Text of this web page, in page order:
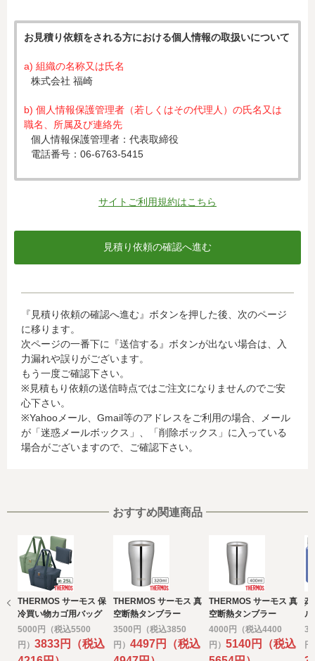
お見積り依頼をされる方における個人情報の取扱いについて
a) 組織の名称又は氏名
株式会社 福崎
b) 個人情報保護管理者（若しくはその代理人）の氏名又は
職名、所属及び連絡先
個人情報保護管理者：代表取締役
電話番号：06-6763-5415
c) 個人情報の利用目的
入力された個人情報は、お見積り依頼への対応のために利
d) 個人情報の第三者提供について
当社がお客様から収集した以下の個人情報等は、カード発
行会社が行う不正利用検知・防止のために、お客様が利用
されているカード発行会社へ提供させていただきます。(氏
名、電話番号、email アドレス、インターネット利用環境
に関する情報等)
お客様が利用されているカード発行会社が外国にある場
合、これらの情報は当該発行会社が所属する国に移転され
る場合があります。当社では、お客様から収集した情報か
らは、ご利用のカード発行会社及び当該会社が所在する国
を特定することができないため、以下の個人情報保護措置
・発行会社の個人情報保護の措置
なお、個人情報保護委員会のホームページ
(https://www.ppc.go.jp/)では、各国における個人情報保護
制度に関する情報について掲載されています。
お客様が未成年の場合、親権者または後見人の承諾を得た
上で、本サービスを利用するものとします。
e) 個人情報の取扱いの委託について
取得した個人情報の取扱いの全部又は、一部を委託するこ
とがあります。
その場合には、当社において最善の考慮を行います。
サイトご利用規約はこちら
『見積り依頼の確認へ進む』ボタンを押した後、次のページ
に移ります。
次ページの一番下に『送信する』ボタンが出ない場合は、入
力漏れや誤りがございます。
もう一度ご確認下さい。
※見積もり依頼の送信時点ではご注文になりませんのでご安
心下さい。
※Yahooメール、Gmail等のアドレスをご利用の場合、メール
が「迷惑メールボックス」、「削除ボックス」に入っている
場合がございますので、ご確認下さい。
おすすめ関連商品
THERMOS サーモス 保
冷買い物カゴ用バッグ
5000円（税込5500
円） 3833円（税込
THERMOS サーモス 真
空断熱タンブラー
320ｍｌ ステンレス
ミラー
3500円（税込3850
円） 4497円（税込
THERMOS サーモス 真
空断熱タンブラー
400ｍｌ ステンレス
ミラー
4000円（税込4400
円） 5140円（税込
刷